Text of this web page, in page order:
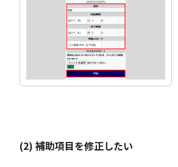
(2) 補助項目を修正したい